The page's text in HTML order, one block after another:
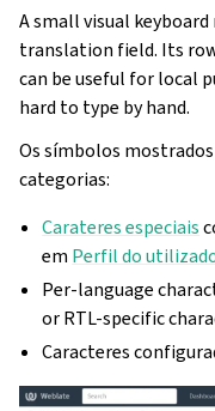
A small visual
translation field. Its
can be useful for local
hard to type by hand.
Os símbolos
categorias:
Carateres especiais
em Perfil do
Per-language
or RTL-specific
Caracteres